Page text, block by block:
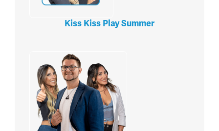
Kiss Kiss Play Summer